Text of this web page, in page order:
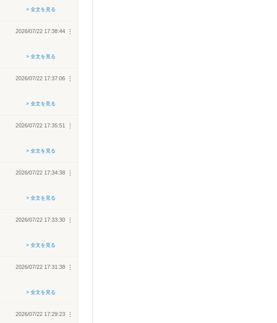
> 全文を見る
︙
2026/07/22 17:38:44
> 全文を見る
︙
2026/07/22 17:37:06
> 全文を見る
︙
2026/07/22 17:35:51
> 全文を見る
︙
2026/07/22 17:34:38
> 全文を見る
︙
2026/07/22 17:33:30
> 全文を見る
︙
2026/07/22 17:31:38
> 全文を見る
︙
2026/07/22 17:29:23